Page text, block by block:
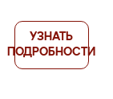
УЗНАТЬ
ПОДРОБНОСТИ